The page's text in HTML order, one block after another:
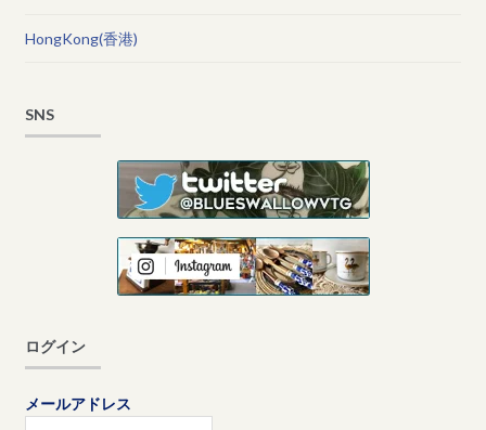
HongKong(香港)
SNS
ログイン
メールアドレス